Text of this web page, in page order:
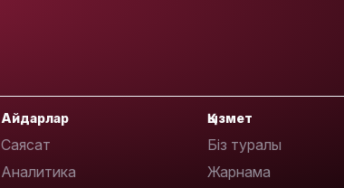
Айдарлар
Саясат
Аналитика
Қызмет
Біз туралы
Жарнама